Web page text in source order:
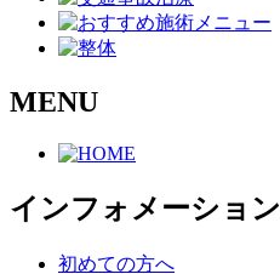
MENU
インフォメーション
初めての方へ